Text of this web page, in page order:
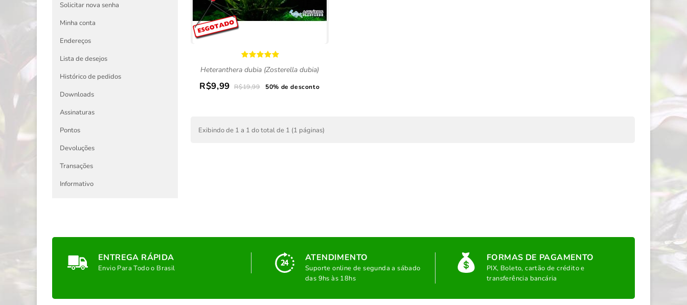
Solicitar nova senha
Minha conta
Endereços
Lista de desejos
Histórico de pedidos
Downloads
Assinaturas
Pontos
Devoluções
Transações
Informativo
Heteranthera dubia (Zosterella dubia)
R$9,99 R$19,99 50% de desconto
Exibindo de 1 a 1 do total de 1 (1 páginas)
ENTREGA RÁPIDA
Envio Para Todo o Brasil
ATENDIMENTO
Suporte online de segunda a sábado
das 9hs às 18hs
FORMAS DE PAGAMENTO
PIX, Boleto, cartão de crédito e
transferência bancária